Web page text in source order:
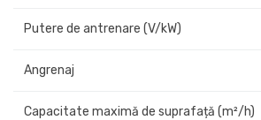
Putere de antrenare (V/kW)
Angrenaj
Capacitate maximă de suprafață (m²/h)